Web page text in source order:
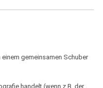
gemeinsamen Schuber
handelt (wenn z.B. der